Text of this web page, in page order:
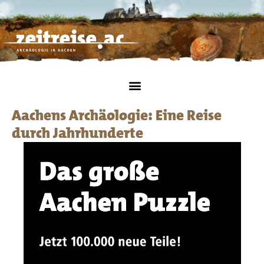
Aachens Archäologie: Eine Reise
durch Jahrhunderte